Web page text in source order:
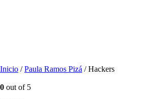
Inicio /Paula Ramos Pizá / Hackers
0 out of 5